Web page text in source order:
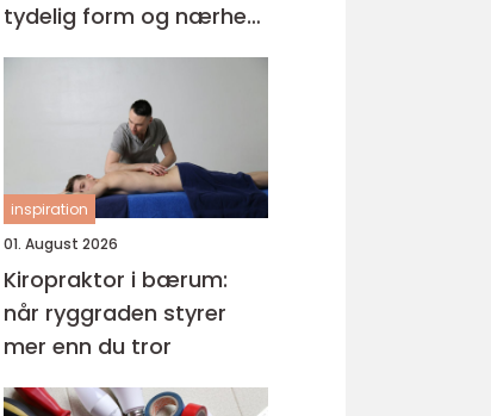
tydelig form og nærhet
til omgivelsene
inspiration
01. August 2026
Kiropraktor i bærum:
når ryggraden styrer
mer enn du tror